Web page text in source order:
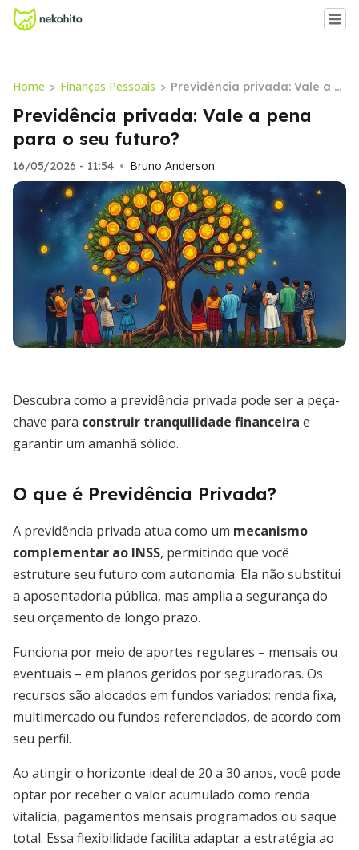
Home > Finanças Pessoais > Previdência privada: Vale a p
ena para o seu futuro?
Previdência privada: Vale a pena
para o seu futuro?
16/05/2026 - 11:54 • Bruno Anderson
Descubra como a previdência privada pode ser a peça-
chave para construir tranquilidade financeira e
garantir um amanhã sólido.
O que é Previdência Privada?
A previdência privada atua como um mecanismo
complementar ao INSS, permitindo que você
estruture seu futuro com autonomia. Ela não substitui
a aposentadoria pública, mas amplia a segurança do
seu orçamento de longo prazo.
Funciona por meio de aportes regulares – mensais ou
eventuais – em planos geridos por seguradoras. Os
recursos são alocados em fundos variados: renda fixa,
multimercado ou fundos referenciados, de acordo com
seu perfil.
Ao atingir o horizonte ideal de 20 a 30 anos, você pode
optar por receber o valor acumulado como renda
vitalícia, pagamentos mensais programados ou saque
total. Essa flexibilidade facilita adaptar a estratégia ao